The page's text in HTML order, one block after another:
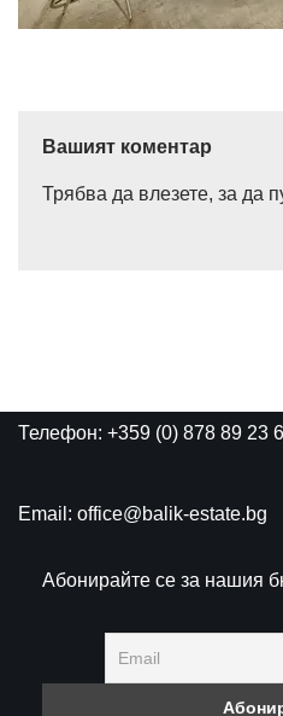
Вашият коментар
Трябва да влезете, за да
Телефон: +359 (0) 878 89 23
Email: office@balik-estate.bg
Абонирайте се за нашия